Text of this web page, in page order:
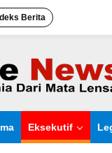
Berita
Eksekutif